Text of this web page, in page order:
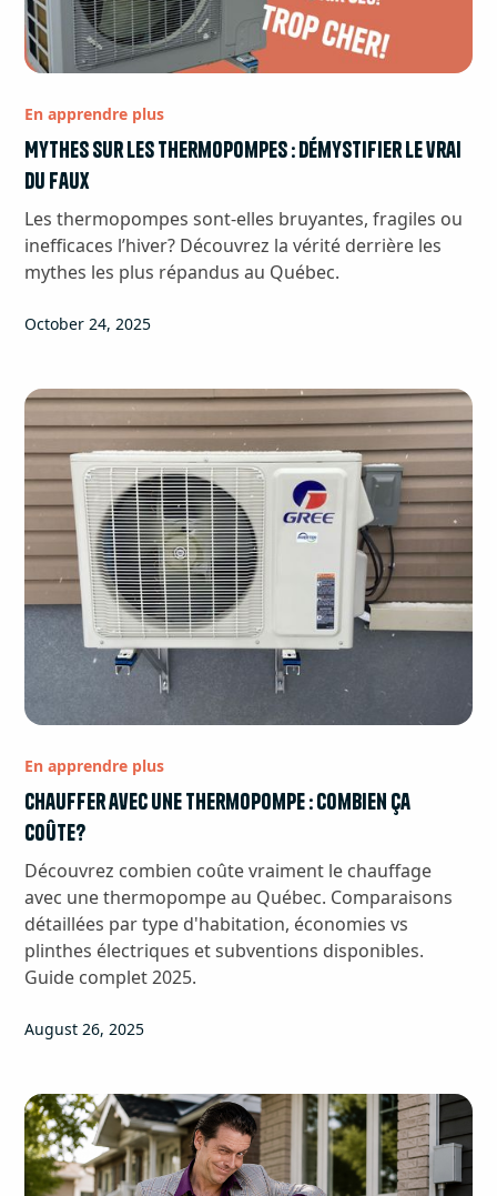
En apprendre plus
Mythes sur les thermopompes : démystifier le vrai
du faux
Les thermopompes sont-elles bruyantes, fragiles ou
inefficaces l’hiver? Découvrez la vérité derrière les
mythes les plus répandus au Québec.
October 24, 2025
En apprendre plus
Chauffer avec une thermopompe : combien ça
coûte?
Découvrez combien coûte vraiment le chauffage
avec une thermopompe au Québec. Comparaisons
détaillées par type d'habitation, économies vs
plinthes électriques et subventions disponibles.
Guide complet 2025.
August 26, 2025